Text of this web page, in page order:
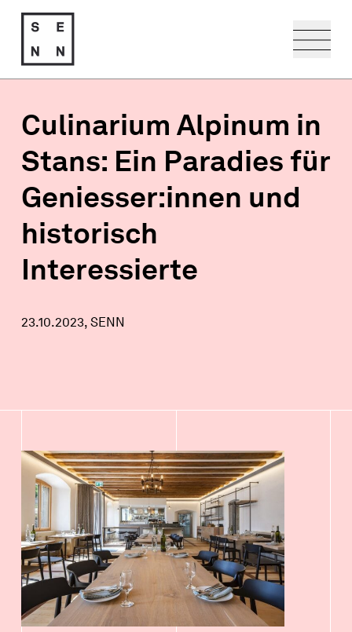
Culinarium Alpinum in
Stans: Ein Paradies für
Geniesser:innen und
historisch
Interessierte
23.10.2023, SENN